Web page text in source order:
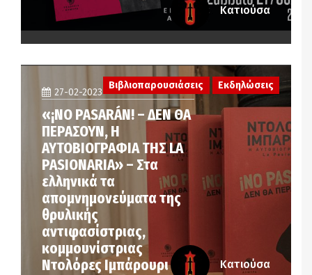
Κατιούσα
27-02-2023
«¡NO PASARÁN! – ΔΕΝ ΘΑ
ΠΕΡΑΣΟΥΝ, Η
ΑΥΤΟΒΙΟΓΡΑΦΙΑ ΤΗΣ LA
PASIONARIA» – Στα
ελληνικά τα
απομνημονεύματα της
θρυλικής
αντιφασίστριας,
κομμουνίστριας
Ντολόρες Ιμπάρουρι
Βιβλιοπαρουσιάσεις Εκδηλώσεις
Κατιούσα